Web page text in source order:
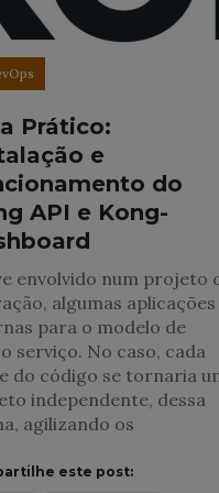
Prático:
e
do
API e Kong-
envolvido num projeto
algumas aplicações
para o modelo de
serviço. No caso, cada
do código se tornaria
independente, dessa
agilizando os
este post: